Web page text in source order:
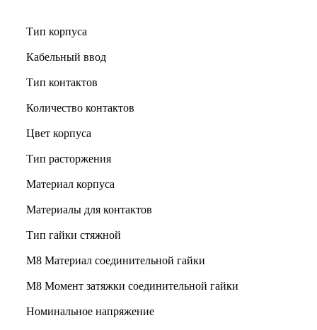
Тип корпуса
Кабельный ввод
Тип контактов
Количество контактов
Цвет корпуса
Тип расторжения
Материал корпуса
Материалы для контактов
Тип гайки стяжной
М8 Материал соединительной гайки
M8 Момент затяжки соединительной гайки
Номинальное напряжение